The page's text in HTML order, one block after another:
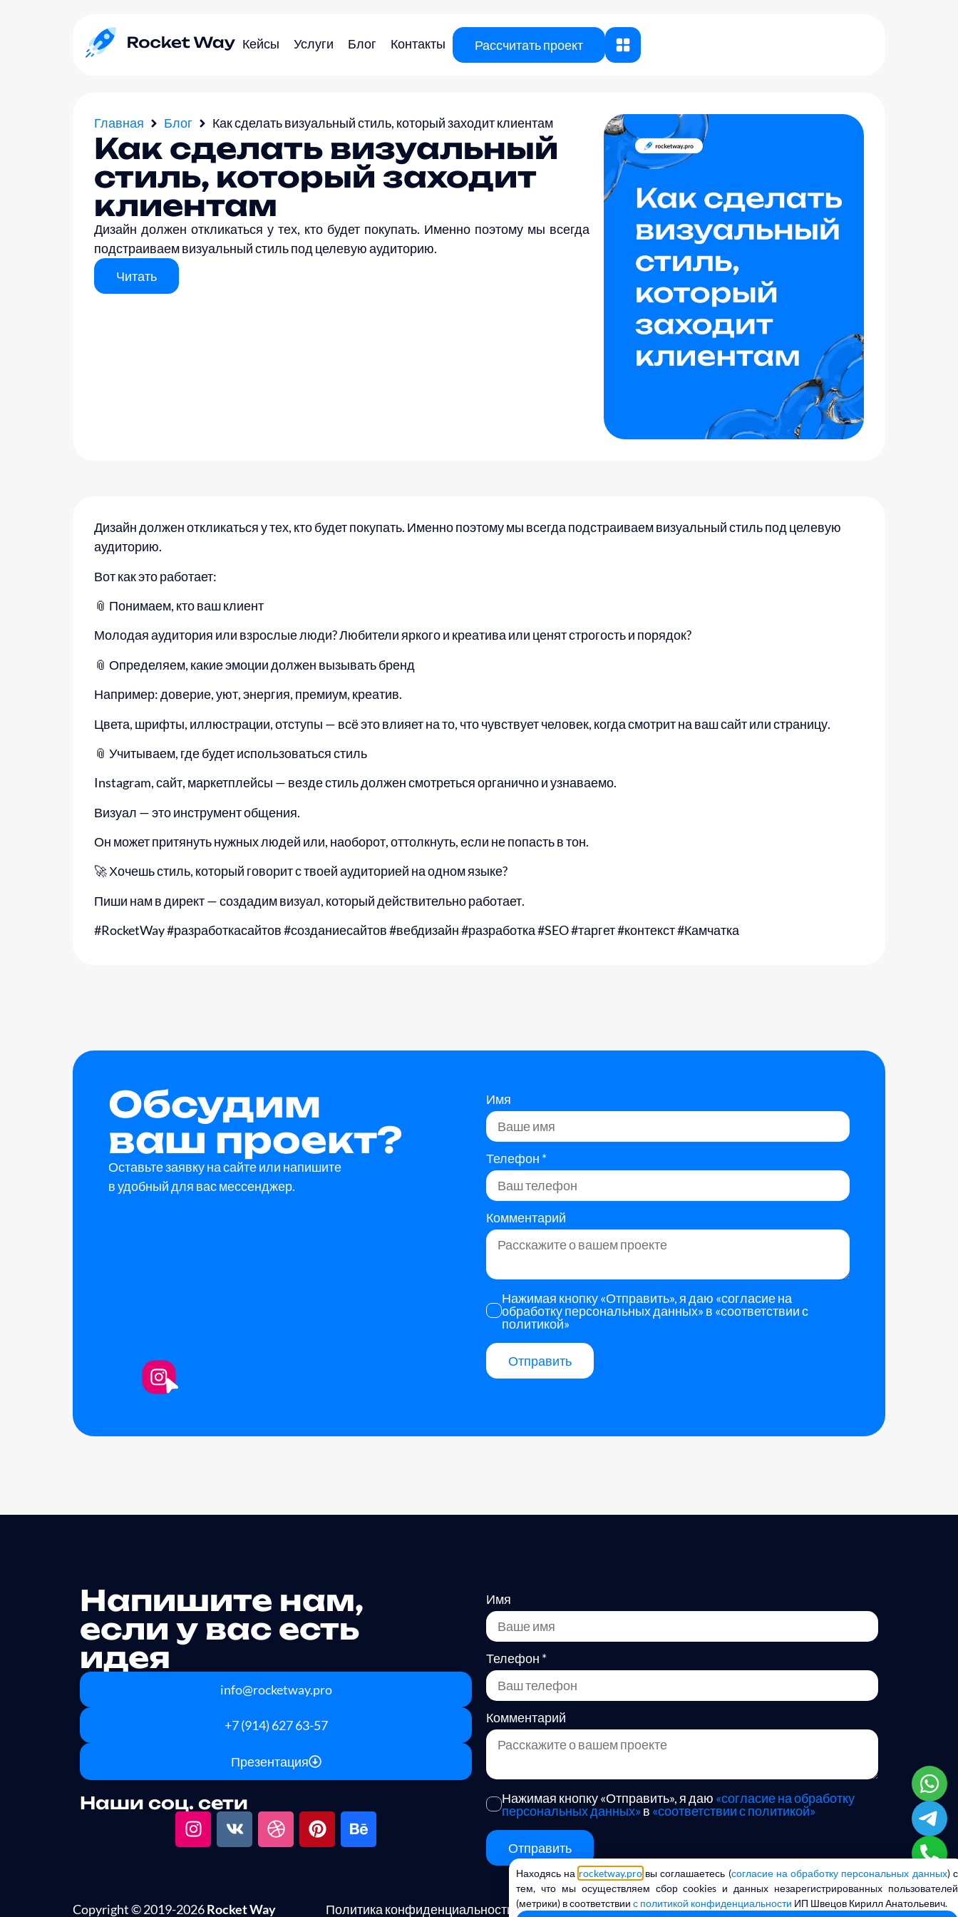
Кейсы Услуги Блог Контакты Рассчитать проект
Главная Блог Как сделать визуальный стиль, который заходит клиентам
Как сделать визуальный
стиль, который заходит
клиентам
Дизайн должен откликаться у тех, кто будет покупать. Именно поэтому мы всегда
подстраиваем визуальный стиль под целевую аудиторию.
Читать
Дизайн должен откликаться у тех, кто будет покупать. Именно поэтому мы всегда подстраиваем визуальный стиль под целевую
аудиторию.
Вот как это работает:
📎 Понимаем, кто ваш клиент
Молодая аудитория или взрослые люди? Любители яркого и креатива или ценят строгость и порядок?
📎 Определяем, какие эмоции должен вызывать бренд
Например: доверие, уют, энергия, премиум, креатив.
Цвета, шрифты, иллюстрации, отступы — всё это влияет на то, что чувствует человек, когда смотрит на ваш сайт или страницу.
📎 Учитываем, где будет использоваться стиль
Instagram, сайт, маркетплейсы — везде стиль должен смотреться органично и узнаваемо.
Визуал — это инструмент общения.
Он может притянуть нужных людей или, наоборот, оттолкнуть, если не попасть в тон.
🚀 Хочешь стиль, который говорит с твоей аудиторией на одном языке?
Пиши нам в директ — создадим визуал, который действительно работает.
#RocketWay #разработкасайтов #созданиесайтов #вебдизайн #разработка #SEO #таргет #контекст #Камчатка
Обсудим
ваш проект?
Оставьте заявку на сайте или напишите
в удобный для вас мессенджер.
Имя
Телефон *
Комментарий
Нажимая кнопку «Отправить», я даю «согласие на
обработку персональных данных» в «соответствии с
политикой»
Отправить
Напишите нам,
если у вас есть
идея
info@rocketway.pro
+7 (914) 627 63-57
Презентация
Наши соц. сети
Имя
Телефон *
Комментарий
Нажимая кнопку «Отправить», я даю «согласие на обработку
персональных данных» в «соответствии с политикой»
Отправить
Alternative:
Copyright © 2019-2026Rocket Way Политика конфиденциальности Согласие на обработку персональных данных
Находясь на rocketway.proвы соглашаетесь (согласие на обработку персональных данных) с
тем, что мы осуществляем сбор cookies и данных незарегистрированных пользователей
(метрики) в соответствии с политикой конфиденциальности ИП Швецов Кирилл Анатольевич.